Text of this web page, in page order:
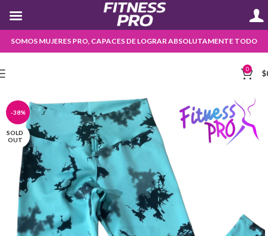
SOMOS MUJERES PRO, CAPACES DE LOGRAR ABSOLUTAMENTE TODO
0 $
-38%
SOLD
OUT